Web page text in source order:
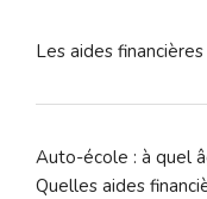
Les aides
Auto-école : à quel
Quelles aides